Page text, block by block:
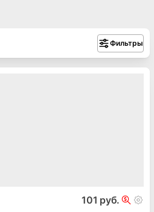
Фильтры
101 руб.